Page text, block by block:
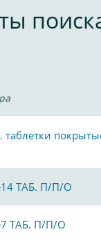
таблетки
ТАБ. П/П/О
ТАБ. П/П/О